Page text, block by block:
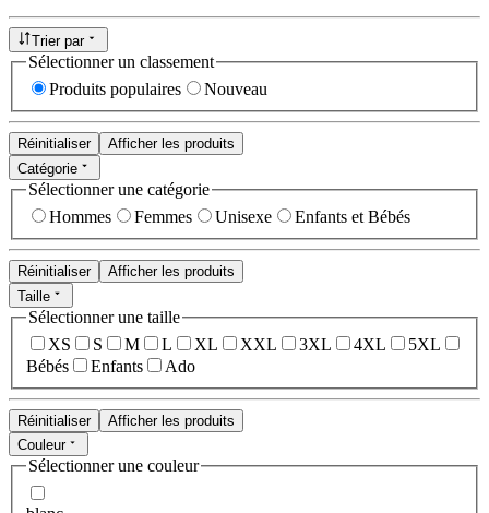
Trier par
Sélectionner un classement
Produits populaires
Nouveau
Réinitialiser
Afficher les produits
Catégorie
Sélectionner une catégorie
Hommes
Femmes Unisexe Enfants et Bébés
Réinitialiser
Afficher les produits
Taille
Sélectionner une taille
XS
S M L XL XXL 3XL 4XL
5XL
Bébés
Enfants Ado
Réinitialiser
Afficher les produits
Couleur
Sélectionner une couleur